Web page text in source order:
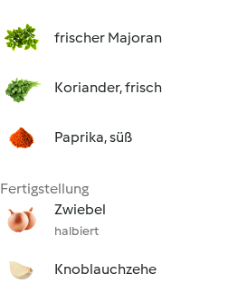
frischer Majoran
Koriander, frisch
Paprika, süß
Fertigstellung
Zwiebel
halbiert
Knoblauchzehe